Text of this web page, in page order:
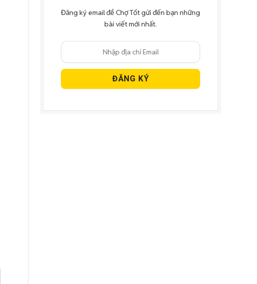
Đăng ký email để Chợ Tốt gửi đến bạn những
bài viết mới nhất.